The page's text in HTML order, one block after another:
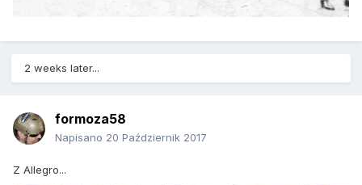
2 weeks later...
formoza58
Napisano 20 Październik 2017
Z Allegro...